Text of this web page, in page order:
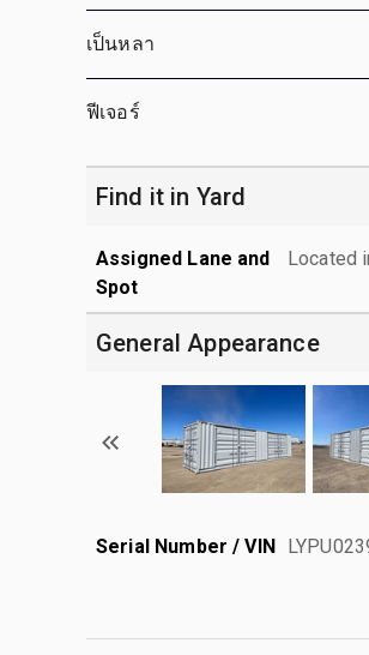
เป็นหลา
ฟีเจอร์
Find it in Yard
Assigned Lane and
Spot
Located
General Appearance
Serial Number / VIN